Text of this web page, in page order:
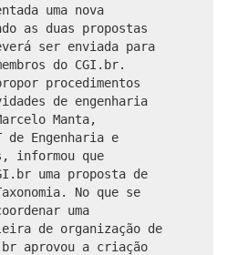
uma nova
as duas propostas
ser enviada para
do CGI.br.
procedimentos
de engenharia
Manta,
de Engenharia e
informou que
uma proposta de
No que se
uma
de organização de
aprovou a criação